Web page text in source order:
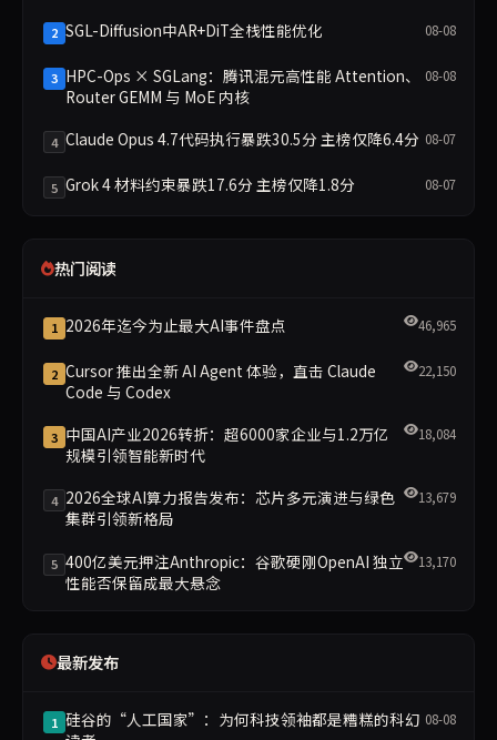
2 SGL-Diffusion中AR+DiT全栈性能优化 08-08
3 HPC-Ops × SGLang：腾讯混元高性能 Attention、
Router GEMM 与 MoE 内核
08-08
4 Claude Opus 4.7代码执行暴跌30.5分 主榜仅降6.4分 08-07
5 Grok 4 材料约束暴跌17.6分 主榜仅降1.8分 08-07
热门阅读
1 2026年迄今为止最大AI事件盘点 46,965
2 Cursor 推出全新 AI Agent 体验，直击 Claude
Code 与 Codex
22,150
3 中国AI产业2026转折：超6000家企业与1.2万亿
规模引领智能新时代
18,084
4 2026全球AI算力报告发布：芯片多元演进与绿色
集群引领新格局
13,679
5 400亿美元押注Anthropic：谷歌硬刚OpenAI 独立
性能否保留成最大悬念
13,170
最新发布
1 硅谷的“人工国家”：为何科技领袖都是糟糕的科幻 08-08